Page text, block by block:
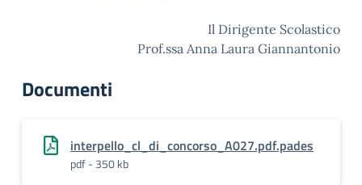
Il Dirigente Scolastico
Prof.ssa Anna Laura Giannantonio
Documenti
interpello_cl_di_concorso_A027.pdf.pades
pdf - 350 kb